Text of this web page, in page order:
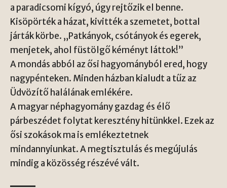
a paradicsomi kígyó, úgy rejtőzik el benne.
Kisöpörték a házat, kivitték a szemetet, bottal
járták körbe. „Patkányok, csótányok és egerek,
menjetek, ahol füstölgő kéményt láttok!”
A mondás abból az ősi hagyományból ered, hogy
nagypénteken. Minden házban kialudt a tűz az
Üdvözítő halálának emlékére.
A magyar néphagyomány gazdag és élő
párbeszédet folytat keresztény hitünkkel. Ezek az
ősi szokások ma is emlékeztetnek
mindannyiunkat. A megtisztulás és megújulás
mindig a közösség részévé vált.